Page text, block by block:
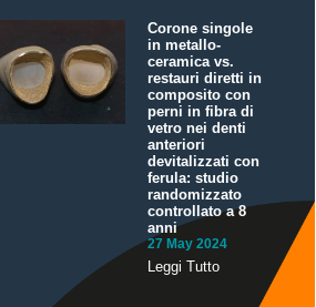
Corone singole
in metallo-
ceramica vs.
restauri diretti in
composito con
perni in fibra di
vetro nei denti
anteriori
devitalizzati con
ferula: studio
randomizzato
controllato a 8
anni
27 May 2024
Leggi Tutto